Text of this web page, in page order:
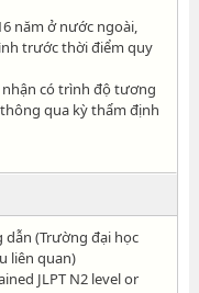
năm ở nước ngoài,
trước thời điểm quy
có trình độ tương
qua kỳ thẩm định
(Trường đại học
liên quan)
JLPT N2 level or